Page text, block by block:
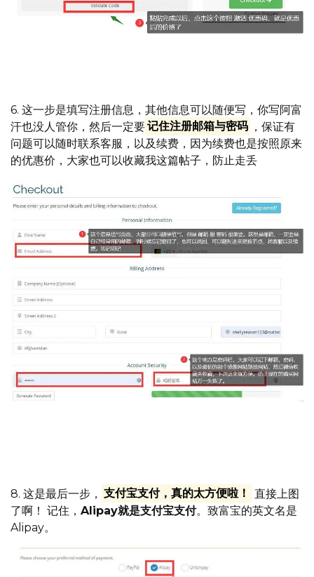
6. 这一步是填写注册信息，其他信息可以随便写，你写阿富
汗也没人管你，然后一定要记住注册邮箱与密码 ，保证有
问题可以随时联系客服，以及续费，因为续费也是按照原来
的优惠价，大家也可以收藏我这篇帖子，防止走丢
8. 这是最后一步， 支付宝支付，真的太方便啦！
直接上图
了啊！ 记住， Alipay就是支付宝支付。致富宝的英文名是
Alipay。